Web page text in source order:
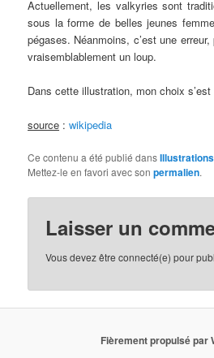
Actuellement, les valkyries sont
sous la forme de belles jeunes
pégases. Néanmoins, c’est une
vraisemblablement un loup.
Dans cette illustration, mon choix
source :wikipedia
Ce contenu a été publié dansIllustrations
Mettez-le en favori avec sonpermalien.
Laisser un
Vous devez être connecté(e) pour
Fièrement propulsé par